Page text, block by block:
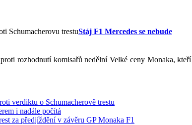
Stáj F1 Mercedes se nebude
rozhodnutí komisařů nedělní Velké ceny Monaka, kteří
verdiktu o Schumacherově trestu
i nadále počítá
za předjíždění v závěru GP Monaka F1